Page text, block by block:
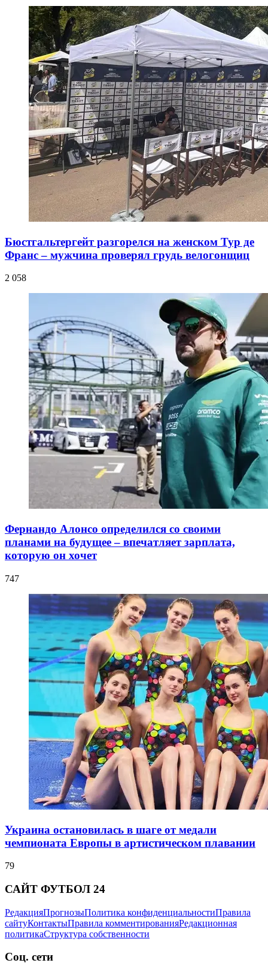
Бюстгальтергейт разгорелся на женском Тур де
Франс – мужчина проверял грудь велогонщиц
2 058
Фернандо Алонсо определился со своими
планами на будущее – впечатляет зарплата,
которую он хочет
747
Украина остановилась в шаге от медали
чемпионата Европы в артистическом плавании
79
САЙТ ФУТБОЛ 24
РедакцияПрогнозыПолитика конфиденциальностиПравила
сайтуКонтактыПравила комментированияРедакционная
политикаСтруктура собственности
Соц. сети